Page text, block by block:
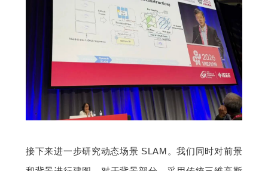
接下来进一步研究动态场景 SLAM。我们同时对前景